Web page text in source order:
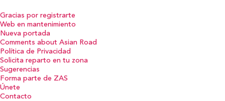
Gracias por registrarte
Web en mantenimiento
Nueva portada
Comments about Asian Road
Política de Privacidad
Solicita reparto en tu zona
Sugerencias
Forma parte de ZAS
Únete
Contacto